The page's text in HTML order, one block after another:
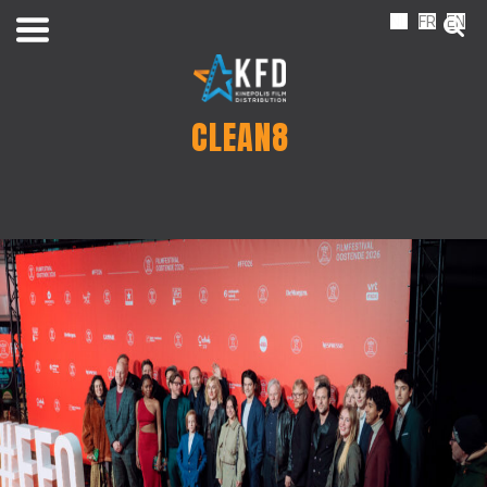
Home
Releaselijst
FR EN
CLEAN8